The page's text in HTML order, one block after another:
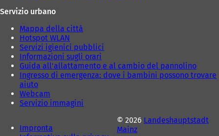
Servizio urbano
Mappa della città
Hotspot WLAN
Servizi igienici pubblici
Informazioni sugli orari
Guida all'allattamento e al cambio del pannolino
Ingresso di emergenza: dove i bambini possono trovare
aiuto
Webcam
Servizio immagini
Impronta
© 2026 Landeshauptstadt
Mainz